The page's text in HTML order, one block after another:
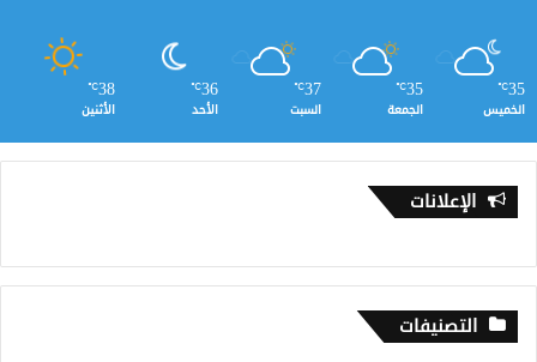
35
℃
الخميس
35
℃
الجمعة
37
℃
السبت
36
℃
الأحد
38
℃
الأثنين
الإعلانات
التصنيفات